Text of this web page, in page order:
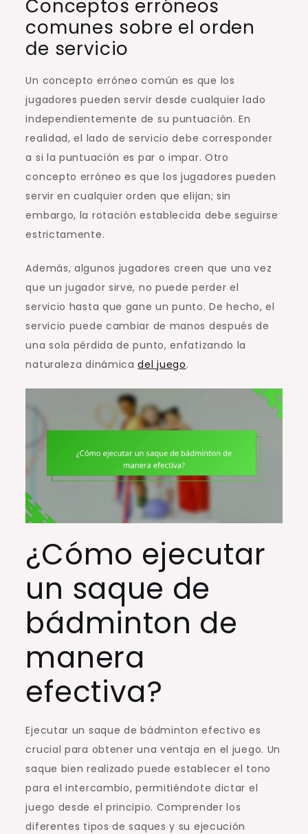
Conceptos erróneos
comunes sobre el orden
de servicio
Un concepto erróneo común es que los
jugadores pueden servir desde cualquier lado
independientemente de su puntuación. En
realidad, el lado de servicio debe corresponder
a si la puntuación es par o impar. Otro
concepto erróneo es que los jugadores pueden
servir en cualquier orden que elijan; sin
embargo, la rotación establecida debe seguirse
estrictamente.
Además, algunos jugadores creen que una vez
que un jugador sirve, no puede perder el
servicio hasta que gane un punto. De hecho, el
servicio puede cambiar de manos después de
una sola pérdida de punto, enfatizando la
naturaleza dinámicadel juego.
¿Cómo ejecutar
un saque de
bádminton de
manera
efectiva?
Ejecutar un saque de bádminton efectivo es
crucial para obtener una ventaja en el juego. Un
saque bien realizado puede establecer el tono
para el intercambio, permitiéndote dictar el
juego desde el principio. Comprender los
diferentes tipos de saques y su ejecución